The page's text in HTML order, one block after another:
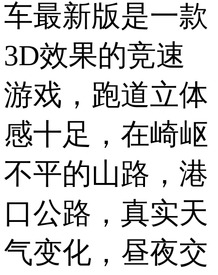
车最新版是一款
3D效果的竞速
游戏，跑道立体
感十足，在崎岖
不平的山路，港
口公路，真实天
气变化，昼夜交